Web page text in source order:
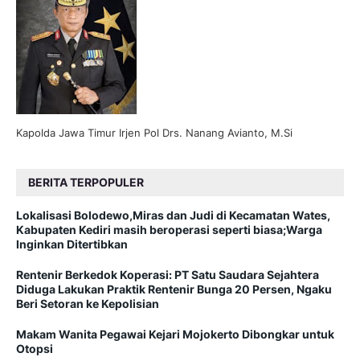
Kapolda Jawa Timur Irjen Pol Drs. Nanang Avianto, M.Si
BERITA TERPOPULER
Lokalisasi Bolodewo,Miras dan Judi di Kecamatan Wates,
Kabupaten Kediri masih beroperasi seperti biasa;Warga
Inginkan Ditertibkan
Rentenir Berkedok Koperasi: PT Satu Saudara Sejahtera
Diduga Lakukan Praktik Rentenir Bunga 20 Persen, Ngaku
Beri Setoran ke Kepolisian
Makam Wanita Pegawai Kejari Mojokerto Dibongkar untuk
Otopsi